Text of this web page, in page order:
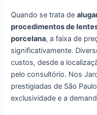
Quando se trata de
procedimentos de
porcelana, a faixa de
significativamente.
custos, desde a
pelo consultório. Nos
prestigiadas de São
exclusividade e a